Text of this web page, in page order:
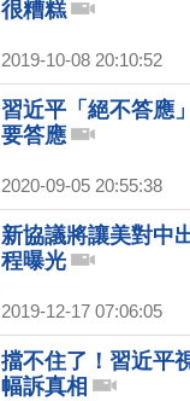
很糟糕
2019-10-08 20:10:52
習近平「絕不答應
要答應
2020-09-05 20:55:38
新協議將讓美對中
程曝光
2019-12-17 07:06:05
擋不住了！習近平
幅訴真相